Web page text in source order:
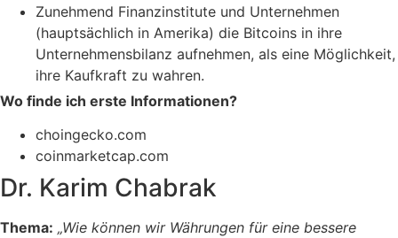
Zunehmend Finanzinstitute und Unternehmen
(hauptsächlich in Amerika) die Bitcoins in ihre
Unternehmensbilanz aufnehmen, als eine Möglichkeit,
ihre Kaufkraft zu wahren.
Wo finde ich erste Informationen?
choingecko.com
coinmarketcap.com
Dr. Karim Chabrak
Thema: „Wie können wir Währungen für eine bessere